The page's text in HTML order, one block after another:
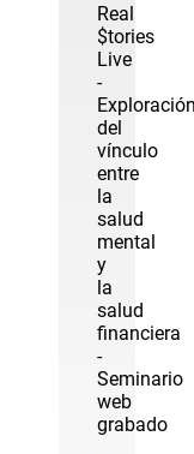
Real
$tories
Live
-
del
vínculo
entre
la
salud
mental
y
la
salud
financiera
-
Seminario
web
grabado